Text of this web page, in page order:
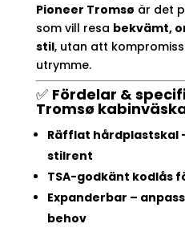
Pioneer Tromsø är det
som vill resa bekvämt,
stil, utan att
utrymme.
✅ Fördelar &
Tromsø
Räfflat hårdplastskal
stilrent
TSA-godkänt kodlås
Expanderbar –
behov